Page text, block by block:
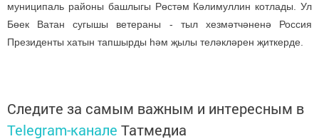
муниципаль районы башлыгы Рөстәм Кәлимуллин котлады. Ул
Бөек Ватан сугышы ветераны - тыл хезмәтчәненә Россия
Президенты хатын тапшырды һәм җылы теләкләрен җиткерде.
Следите за самым важным и интересным в
Telegram-канале Татмедиа